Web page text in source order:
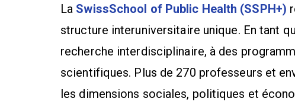
La SwissSchool of Public Health (SSPH+)
structure interuniversitaire unique. En tant
recherche interdisciplinaire, à des
scientifiques. Plus de 270 professeurs et
les dimensions sociales, politiques et